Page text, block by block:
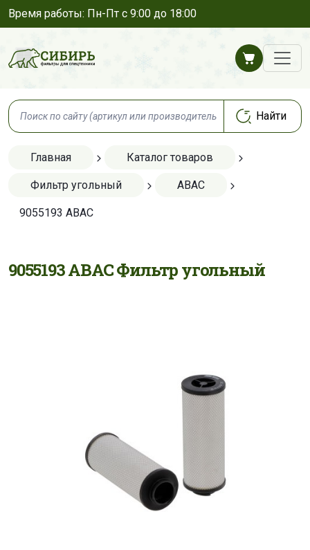
Время работы: Пн-Пт с 9:00 до 18:00
Главная Каталог товаров
Фильтр угольный ABAC
9055193 ABAC
9055193 ABAC Фильтр угольный